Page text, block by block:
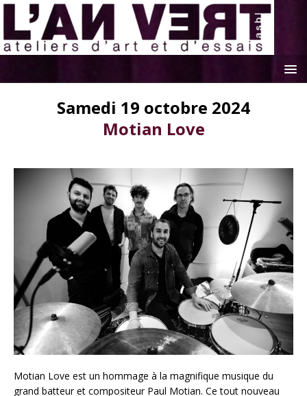
Samedi 19 octobre 2024
Motian Love
Motian Love est un hommage à la magnifique musique du
grand batteur et compositeur Paul Motian. Ce tout nouveau